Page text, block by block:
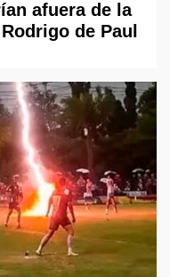
afuera de la
de Paul